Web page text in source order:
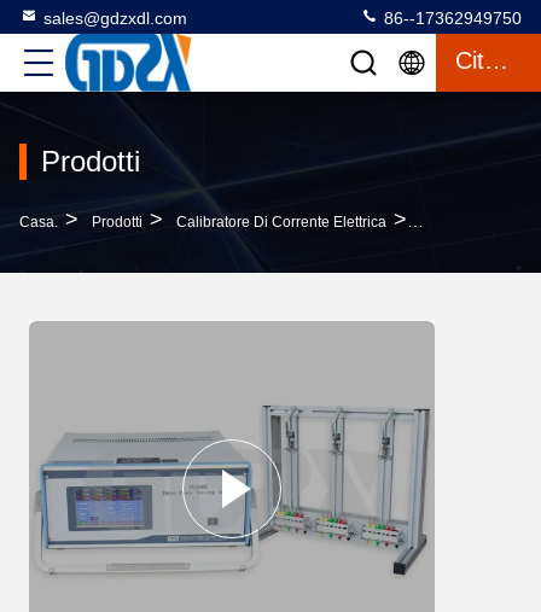
sales@gdzxdl.com 86--17362949750
Citazione
Prodotti
Casa. > Prodotti > Calibratore Di Corrente Elettrica >